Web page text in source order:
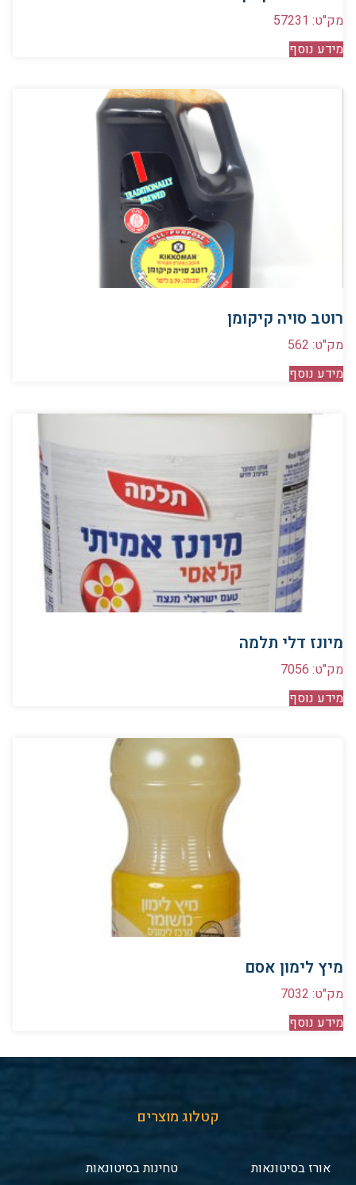
מק"ט: 57231
מידע נוסף
רוטב סויה קיקומן
מק"ט: 562
מידע נוסף
מיונז דלי תלמה
מק"ט: 7056
מידע נוסף
מיץ לימון אסם
מק"ט: 7032
מידע נוסף
קטלוג מוצרים
אורז בסיטונאות
טחינות בסיטונאות